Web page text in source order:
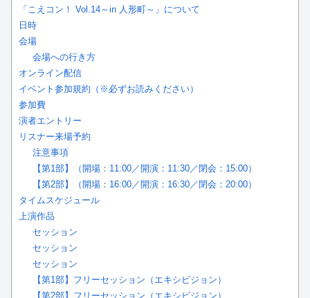
「こえコン！ Vol.14～in 人形町～」について
日時
会場
会場への行き方
オンライン配信
イベント参加規約（※必ずお読みください）
参加費
演者エントリー
リスナー来場予約
注意事項
【第1部】（開場：11:00／開演：11:30／閉会：15:00）
【第2部】（開場：16:00／開演：16:30／閉会：20:00）
タイムスケジュール
上演作品
セッション
セッション
セッション
【第1部】フリーセッション（エキシビジョン）
【第2部】フリーセッション（エキシビジョン）